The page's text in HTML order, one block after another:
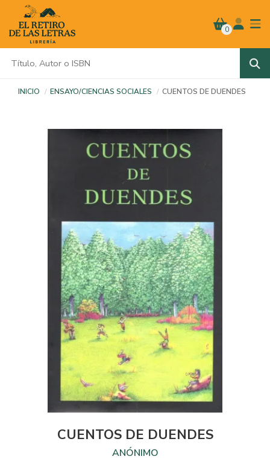
0
INICIO ENSAYO/CIENCIAS SOCIALES CUENTOS DE DUENDES
CUENTOS DE DUENDES
ANÓNIMO